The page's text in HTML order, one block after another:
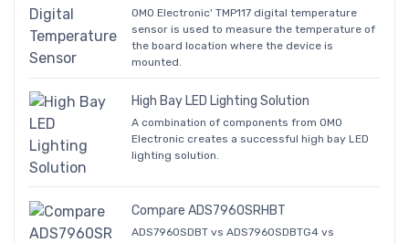
OMO Electronic' TMP117 digital temperature
sensor is used to measure the temperature of
the board location where the device is
mounted.
High Bay LED Lighting Solution
A combination of components from OMO
Electronic creates a successful high bay LED
lighting solution.
Compare ADS7960SRHBT
ADS7960SDBT vs ADS7960SDBTG4 vs